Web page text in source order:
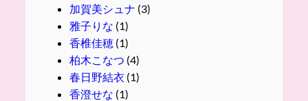
加賀美シュナ (3)
雅子りな (1)
香椎佳穂(1)
柏木こなつ (4)
春日野結衣 (1)
香澄せな (1)